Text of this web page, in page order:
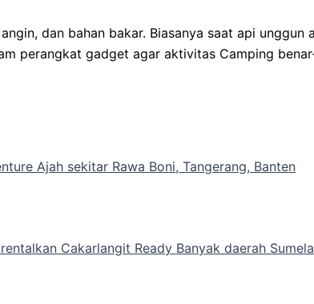
dan bahan bakar. Biasanya saat api unggun
perangkat gadget agar aktivitas Camping
Ajah sekitar Rawa Boni, Tangerang, Banten
Cakarlangit Ready Banyak daerah